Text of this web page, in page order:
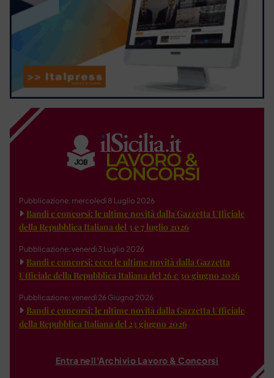
Pubblicazione: mercoledì 8 Luglio 2026
Bandi e concorsi: le ultime novità dalla Gazzetta Ufficiale
della Repubblica Italiana del 3 e 7 luglio 2026
Pubblicazione: venerdì 3 Luglio 2026
Bandi e concorsi: ecco le ultime novità dalla Gazzetta
Ufficiale della Repubblica Italiana del 26 e 30 giugno 2026
Pubblicazione: venerdì 26 Giugno 2026
Bandi e concorsi: le ultime novità dalla Gazzetta Ufficiale
della Repubblica Italiana del 23 giugno 2026
Entra nell'Archivio Lavoro & Concorsi